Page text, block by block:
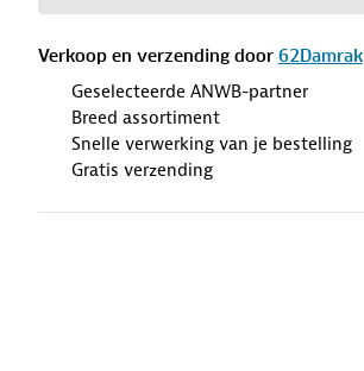
Verkoop en verzending door 62Damrak
Geselecteerde ANWB-partner
Breed assortiment
Snelle verwerking van je bestelling
Gratis verzending